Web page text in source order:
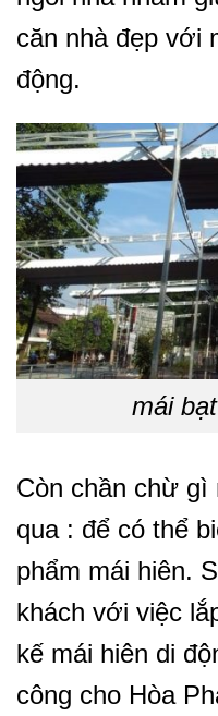
căn nhà đẹp với
động.
mái
Còn chần chừ gì
qua : để có thể
phẩm mái hiên.
khách với việc
kế mái hiên di
công cho Hòa